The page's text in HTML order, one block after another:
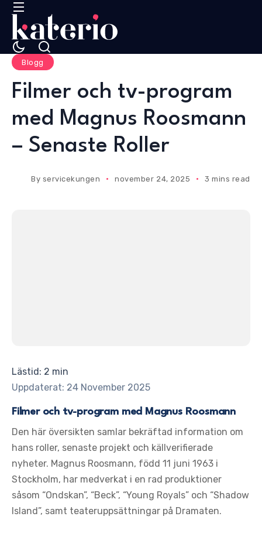
Blogg
Filmer och tv-program
med Magnus Roosmann
– Senaste Roller
By servicekungen november 24, 2025 3 mins read
Lästid: 2 min
Uppdaterat: 24 November 2025
Filmer och tv-program med Magnus Roosmann
Den här översikten samlar bekräftad information om
hans roller, senaste projekt och källverifierade
nyheter. Magnus Roosmann, född 11 juni 1963 i
Stockholm, har medverkat i en rad produktioner
såsom “Ondskan”, “Beck”, “Young Royals” och “Shadow
Island”, samt teateruppsättningar på Dramaten.